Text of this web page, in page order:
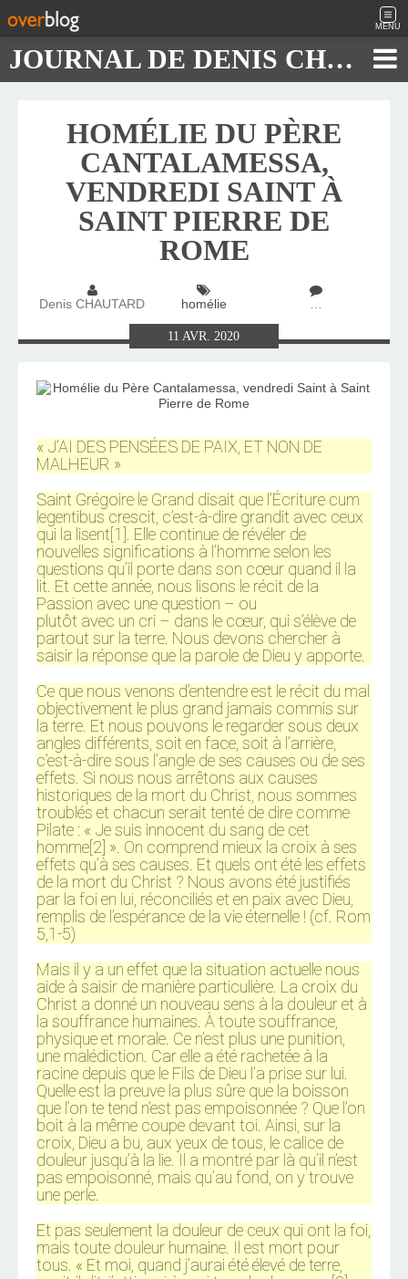
MENU
JOURNAL DE DENIS CHAUTARD
HOMÉLIE DU PÈRE
CANTALAMESSA,
VENDREDI SAINT À
SAINT PIERRE DE
ROME
Denis CHAUTARD homélie …
11AVR.2020
« J’AI DES PENSÉES DE PAIX, ET NON DE
MALHEUR »
Saint Grégoire le Grand disait que l’Écriture cum
legentibus crescit, c’est-à-dire grandit avec ceux
qui la lisent[1]. Elle continue de révéler de
nouvelles significations à l’homme selon les
questions qu’il porte dans son cœur quand il la
lit. Et cette année, nous lisons le récit de la
Passion avec une question – ou
plutôt avec un cri – dans le cœur, qui s’élève de
partout sur la terre. Nous devons chercher à
saisir la réponse que la parole de Dieu y apporte.
Ce que nous venons d’entendre est le récit du mal
objectivement le plus grand jamais commis sur
la terre. Et nous pouvons le regarder sous deux
angles différents, soit en face, soit à l’arrière,
c’est-à-dire sous l’angle de ses causes ou de ses
effets. Si nous nous arrêtons aux causes
historiques de la mort du Christ, nous sommes
troublés et chacun serait tenté de dire comme
Pilate : « Je suis innocent du sang de cet
homme[2] ». On comprend mieux la croix à ses
effets qu’à ses causes. Et quels ont été les effets
de la mort du Christ ? Nous avons été justifiés
par la foi en lui, réconciliés et en paix avec Dieu,
remplis de l’espérance de la vie éternelle ! (cf. Rom
5,1-5)
Mais il y a un effet que la situation actuelle nous
aide à saisir de manière particulière. La croix du
Christ a donné un nouveau sens à la douleur et à
la souffrance humaines. À toute souffrance,
physique et morale. Ce n’est plus une punition,
une malédiction. Car elle a été rachetée à la
racine depuis que le Fils de Dieu l’a prise sur lui.
Quelle est la preuve la plus sûre que la boisson
que l’on te tend n’est pas empoisonnée ? Que l’on
boit à la même coupe devant toi. Ainsi, sur la
croix, Dieu a bu, aux yeux de tous, le calice de
douleur jusqu’à la lie. Il a montré par là qu’il n’est
pas empoisonné, mais qu’au fond, on y trouve
une perle.
Et pas seulement la douleur de ceux qui ont la foi,
mais toute douleur humaine. Il est mort pour
tous. « Et moi, quand j’aurai été élevé de terre,